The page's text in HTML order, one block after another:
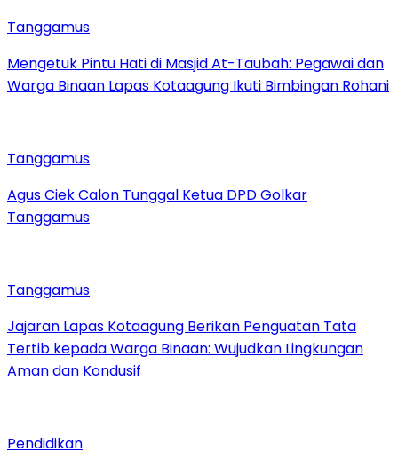
Tanggamus
Mengetuk Pintu Hati di Masjid At-Taubah: Pegawai dan
Warga Binaan Lapas Kotaagung Ikuti Bimbingan Rohani
Tanggamus
Agus Ciek Calon Tunggal Ketua DPD Golkar
Tanggamus
Tanggamus
Jajaran Lapas Kotaagung Berikan Penguatan Tata
Tertib kepada Warga Binaan: Wujudkan Lingkungan
Aman dan Kondusif
Pendidikan